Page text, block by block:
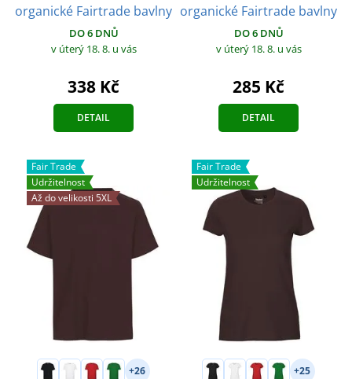
organické Fairtrade bavlny
DO 6 DNŮ
v úterý 18. 8. u vás
338 Kč
DETAIL
organické Fairtrade bavlny
DO 6 DNŮ
v úterý 18. 8. u vás
285 Kč
DETAIL
Fair Trade
Udržitelnost
Až do velikosti 5XL
+26
Fair Trade
Udržitelnost
+25